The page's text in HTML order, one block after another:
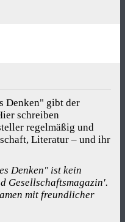
Denken" gibt der
schreiben
regelmäßig und
Literatur – und ihr
Denken" ist kein
Gesellschaftsmagazin'.
mit freundlicher